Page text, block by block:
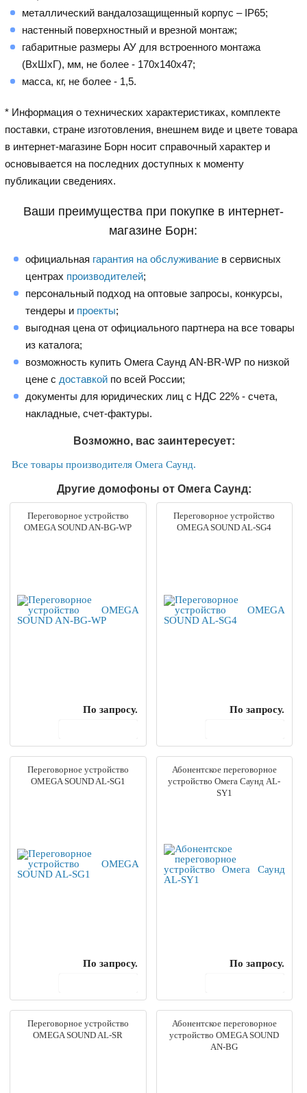
металлический вандалозащищенный корпус – IP65;
настенный поверхностный и врезной монтаж;
габаритные размеры АУ для встроенного монтажа
(ВхШхГ), мм, не более - 170х140х47;
масса, кг, не более - 1,5.
* Информация о технических характеристиках, комплекте
поставки, стране изготовления, внешнем виде и цвете товара
в интернет-магазине Борн носит справочный характер и
основывается на последних доступных к моменту
публикации сведениях.
Ваши преимущества при покупке в интернет-
магазине Борн:
официальная гарантия на обслуживание в сервисных
центрах производителей;
персональный подход на оптовые запросы, конкурсы,
тендеры и проекты;
выгодная цена от официального партнера на все товары
из каталога;
возможность купить Омега Саунд AN-BR-WP по низкой
цене с доставкой по всей России;
документы для юридических лиц с НДС 22% - счета,
накладные, счет-фактуры.
Возможно, вас заинтересует:
Все товары производителя Омега Саунд.
Другие домофоны от Омега Саунд:
Переговорное устройство
OMEGA SOUND AN-BG-WP
По запросу.
Переговорное устройство
OMEGA SOUND AL-SG4
По запросу.
Переговорное устройство
OMEGA SOUND AL-SG1
По запросу.
Абонентское переговорное
устройство Омега Саунд AL-
SY1
По запросу.
Переговорное устройство
OMEGA SOUND AL-SR
Абонентское переговорное
устройство OMEGA SOUND
AN-BG